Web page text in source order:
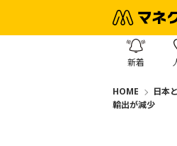
新着
HOME 日本
輸出が減少